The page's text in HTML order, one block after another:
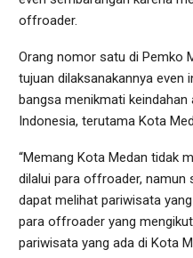
offroader.
Orang nomor satu di Pemko
tujuan dilaksanakannya even
bangsa menikmati
Indonesia, terutama Kota
“Memang Kota Medan tidak
dilalui para offroader, namun
dapat melihat pariwisata
para offroader yang
pariwisata yang ada di Kota